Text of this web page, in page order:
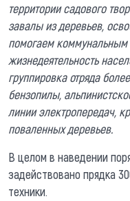
территории садового
завалы из деревьев,
помогаем коммунальным
жизнедеятельность
группировка отряда
бензопилы,
линии электропередач,
поваленных деревьев.
В целом в наведении
задействовано прядка
техники.